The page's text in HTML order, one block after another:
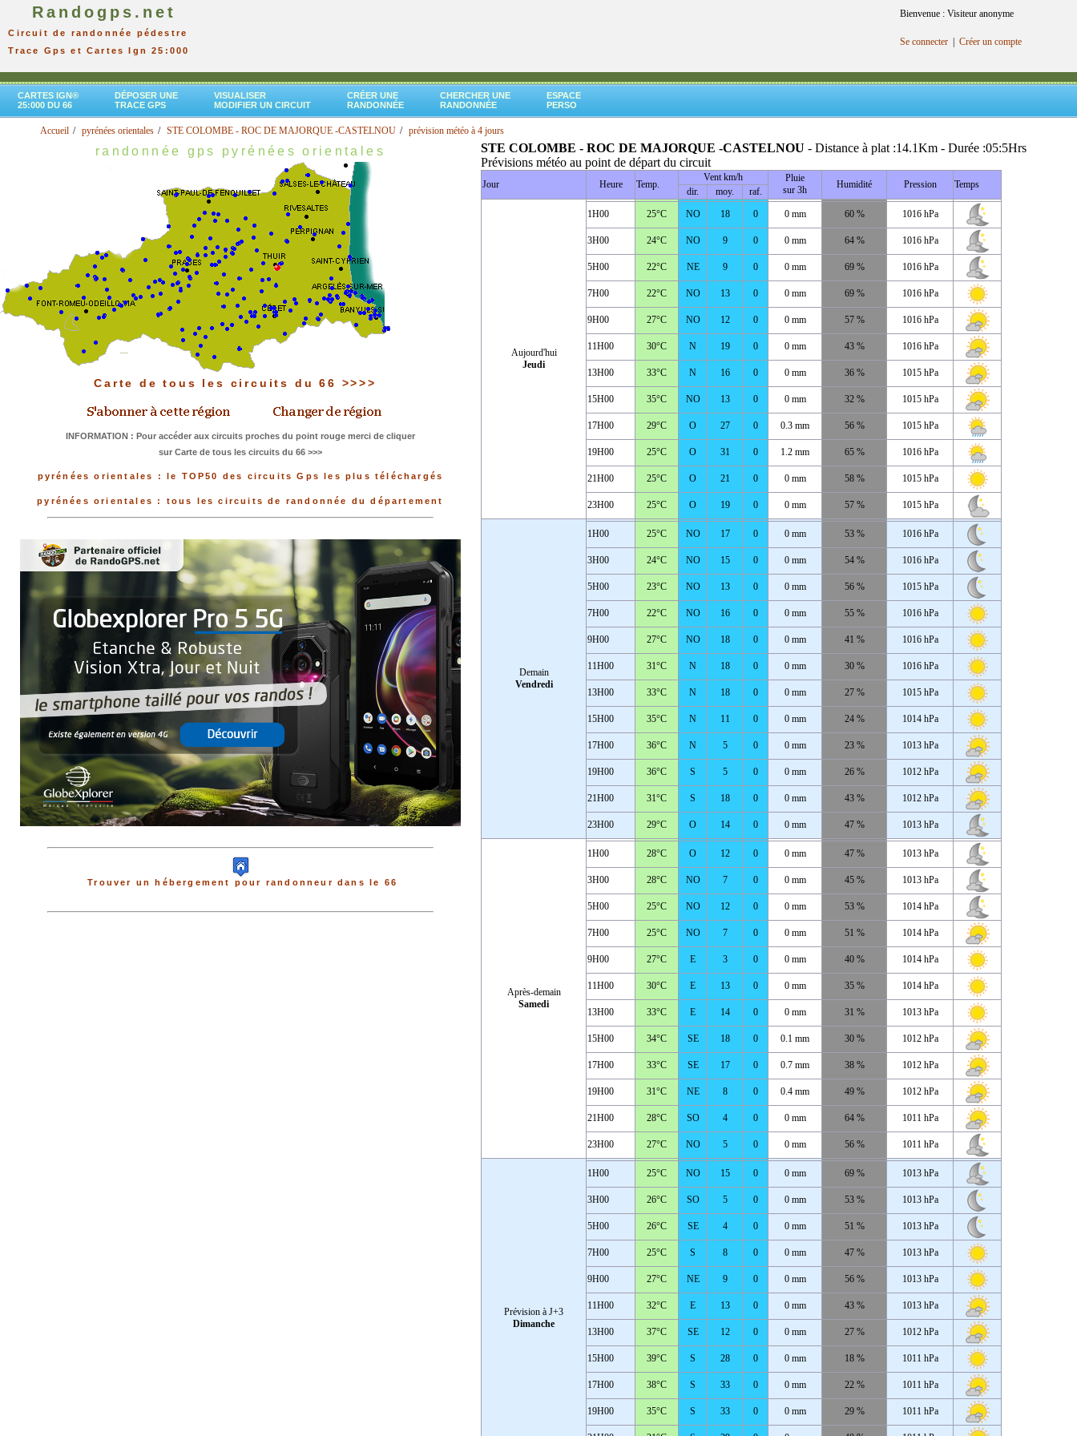
Randogps.net
Circuit de randonnée pédestre
Trace Gps et Cartes Ign 25:000
Bienvenue : Visiteur anonyme
Se connecter Créer un compte
CARTES IGN®
25:000 DU 66
DÉPOSER UNE
TRACE GPS
VISUALISER
MODIFIER UN CIRCUIT
CRÉER UNE
RANDONNÉE
CHERCHER UNE
RANDONNÉE
ESPACE
PERSO
Accueil pyrénées orientales STE COLOMBE - ROC DE MAJORQUE -CASTELNOU prévision météo à 4 jours
randonnée gps pyrénées orientales
Carte de tous les circuits du 66 >>>>
INFORMATION : Pour accéder aux circuits proches du point rouge merci de cliquer
sur Carte de tous les circuits du 66 >>>
pyrénées orientales : le TOP50 des circuits Gps les plus téléchargés
pyrénées orientales : tous les circuits de randonnée du département
Trouver un hébergement pour randonneur dans le 66
STE COLOMBE - ROC DE MAJORQUE -CASTELNOU - Distance à plat :14.1Km - Durée :05:5Hrs
Prévisions météo au point de départ du circuit
Jour Heure Temp.
Vent km/h
Pluie
sur 3h
Humidité Pression Temps
dir. moy. raf.
Aujourd'hui
Jeudi
1H00 25°C NO 18 0 0 mm 60 % 1016 hPa
3H00 24°C NO 9 0 0 mm 64 % 1016 hPa
5H00 22°C NE 9 0 0 mm 69 % 1016 hPa
7H00 22°C NO 13 0 0 mm 69 % 1016 hPa
9H00 27°C NO 12 0 0 mm 57 % 1016 hPa
11H00 30°C N 19 0 0 mm 43 % 1016 hPa
13H00 33°C N 16 0 0 mm 36 % 1015 hPa
15H00 35°C NO 13 0 0 mm 32 % 1015 hPa
17H00 29°C O 27 0 0.3 mm 56 % 1015 hPa
19H00 25°C O 31 0 1.2 mm 65 % 1016 hPa
21H00 25°C O 21 0 0 mm 58 % 1015 hPa
23H00 25°C O 19 0 0 mm 57 % 1015 hPa
Demain
Vendredi
1H00 25°C NO 17 0 0 mm 53 % 1016 hPa
3H00 24°C NO 15 0 0 mm 54 % 1016 hPa
5H00 23°C NO 13 0 0 mm 56 % 1015 hPa
7H00 22°C NO 16 0 0 mm 55 % 1016 hPa
9H00 27°C NO 18 0 0 mm 41 % 1016 hPa
11H00 31°C N 18 0 0 mm 30 % 1016 hPa
13H00 33°C N 18 0 0 mm 27 % 1015 hPa
15H00 35°C N 11 0 0 mm 24 % 1014 hPa
17H00 36°C N 5 0 0 mm 23 % 1013 hPa
19H00 36°C S 5 0 0 mm 26 % 1012 hPa
21H00 31°C S 18 0 0 mm 43 % 1012 hPa
23H00 29°C O 14 0 0 mm 47 % 1013 hPa
Après-demain
Samedi
1H00 28°C O 12 0 0 mm 47 % 1013 hPa
3H00 28°C NO 7 0 0 mm 45 % 1013 hPa
5H00 25°C NO 12 0 0 mm 53 % 1014 hPa
7H00 25°C NO 7 0 0 mm 51 % 1014 hPa
9H00 27°C E 3 0 0 mm 40 % 1014 hPa
11H00 30°C E 13 0 0 mm 35 % 1014 hPa
13H00 33°C E 14 0 0 mm 31 % 1013 hPa
15H00 34°C SE 18 0 0.1 mm 30 % 1012 hPa
17H00 33°C SE 17 0 0.7 mm 38 % 1012 hPa
19H00 31°C NE 8 0 0.4 mm 49 % 1012 hPa
21H00 28°C SO 4 0 0 mm 64 % 1011 hPa
23H00 27°C NO 5 0 0 mm 56 % 1011 hPa
Prévision à J+3
Dimanche
1H00 25°C NO 15 0 0 mm 69 % 1013 hPa
3H00 26°C SO 5 0 0 mm 53 % 1013 hPa
5H00 26°C SE 4 0 0 mm 51 % 1013 hPa
7H00 25°C S 8 0 0 mm 47 % 1013 hPa
9H00 27°C NE 9 0 0 mm 56 % 1013 hPa
11H00 32°C E 13 0 0 mm 43 % 1013 hPa
13H00 37°C SE 12 0 0 mm 27 % 1012 hPa
15H00 39°C S 28 0 0 mm 18 % 1011 hPa
17H00 38°C S 33 0 0 mm 22 % 1011 hPa
19H00 35°C S 33 0 0 mm 29 % 1011 hPa